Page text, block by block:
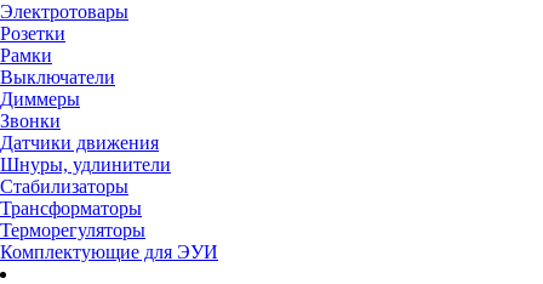
Электротовары
Розетки
Рамки
Выключатели
Диммеры
Звонки
Датчики движения
Шнуры, удлинители
Стабилизаторы
Трансформаторы
Терморегуляторы
Комплектующие для ЭУИ